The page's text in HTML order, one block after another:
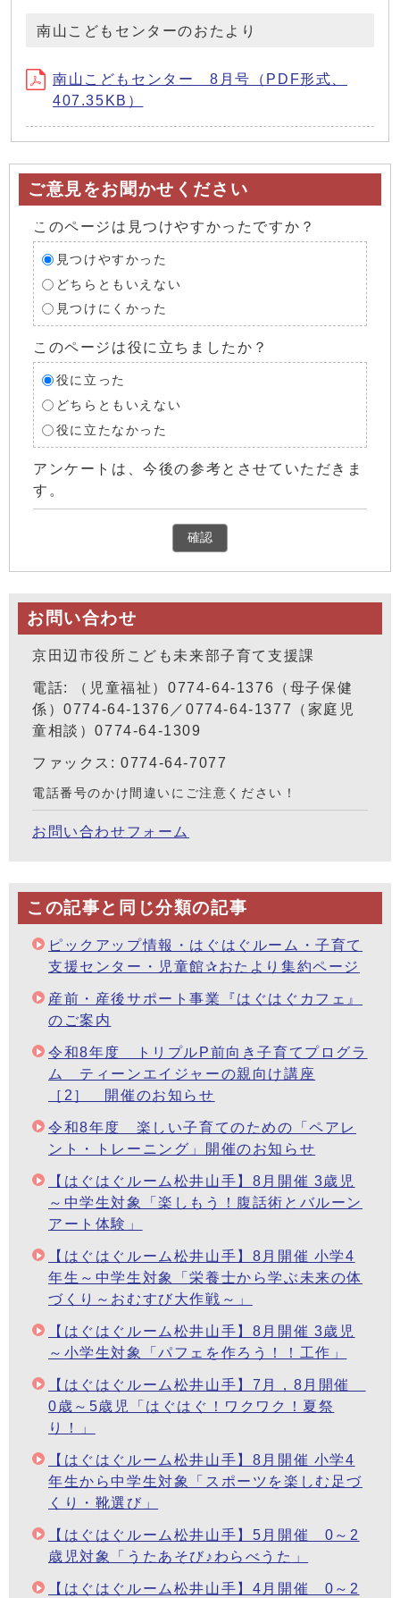
南山こどもセンターのおたより
南山こどもセンター 8月号（PDF形式、
407.35KB）
ご意見をお聞かせください
このページは見つけやすかったですか？
見つけやすかった
どちらともいえない
見つけにくかった
このページは役に立ちましたか？
役に立った
どちらともいえない
役に立たなかった
アンケートは、今後の参考とさせていただきま
す。
確認
お問い合わせ
京田辺市役所こども未来部子育て支援課
電話: （児童福祉）0774-64-1376（母子保健
係）0774-64-1376／0774-64-1377（家庭児
童相談）0774-64-1309
ファックス: 0774-64-7077
電話番号のかけ間違いにご注意ください！
お問い合わせフォーム
この記事と同じ分類の記事
ピックアップ情報・はぐはぐルーム・子育て
支援センター・児童館✰おたより集約ページ
産前・産後サポート事業『はぐはぐカフェ』
のご案内
令和8年度 トリプルP前向き子育てプログラ
ム ティーンエイジャーの親向け講座
［2］ 開催のお知らせ
令和8年度 楽しい子育てのための「ペアレ
ント・トレーニング」開催のお知らせ
【はぐはぐルーム松井山手】8月開催 3歳児
～中学生対象「楽しもう！腹話術とバルーン
アート体験」
【はぐはぐルーム松井山手】8月開催 小学4
年生～中学生対象「栄養士から学ぶ未来の体
づくり～おむすび大作戦～」
【はぐはぐルーム松井山手】8月開催 3歳児
～小学生対象「パフェを作ろう！！工作」
【はぐはぐルーム松井山手】7月，8月開催
0歳～5歳児「はぐはぐ！ワクワク！夏祭
り！」
【はぐはぐルーム松井山手】8月開催 小学4
年生から中学生対象「スポーツを楽しむ足づ
くり・靴選び」
【はぐはぐルーム松井山手】5月開催 0～2
歳児対象「うたあそび♪わらべうた」
【はぐはぐルーム松井山手】4月開催 0～2